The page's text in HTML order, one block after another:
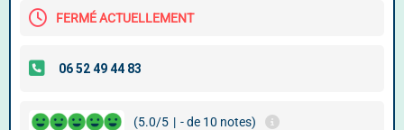
FERMÉ ACTUELLEMENT
(5.0/5 | - de 10 notes)